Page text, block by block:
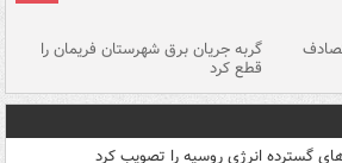
تصادف گربه جریان برق شهرستان فریمان را
قطع کرد
گسترده انرژی روسیه را تصویب کرد